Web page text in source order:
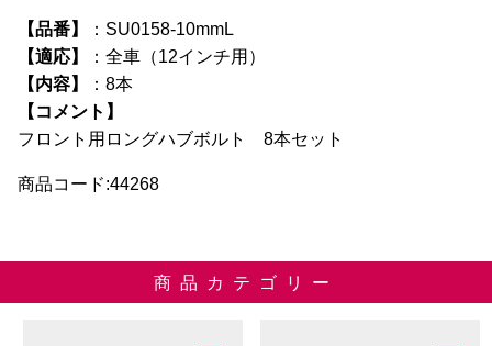
個
【品番】
：SU0158-10mmL
【適応】
：全車（12インチ用）
【内容】
：8本
【コメント】
フロント用ロングハブボルト 8本セット
商品コード:44268
商品カテゴリー